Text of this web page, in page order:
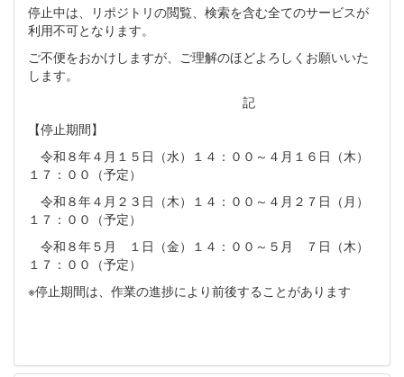
停止中は、リポジトリの閲覧、検索を含む全てのサービスが
利用不可となります。
ご不便をおかけしますが、ご理解のほどよろしくお願いいた
します。
記
【停止期間】
令和８年４月１５日（水）１４：００～４月１６日（木）
１７：００（予定）
令和８年４月２３日（木）１４：００～４月２７日（月）
１７：００（予定）
令和８年５月 １日（金）１４：００～５月 ７日（木）
１７：００（予定）
※停止期間は、作業の進捗により前後することがあります